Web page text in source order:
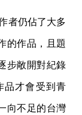
者仍佔了大多
的作品，且題
步敞開對紀錄
品才會受到青
向不足的台灣